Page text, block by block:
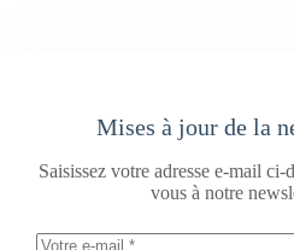
Mises à jour de la
Saisissez votre adresse e-mail ci-
vous à notre